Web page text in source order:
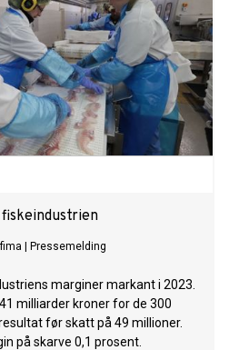
Pressemelding
marginer markant i 2023.
milliarder kroner for de 300
før skatt på 49 millioner.
på skarve 0,1 prosent.